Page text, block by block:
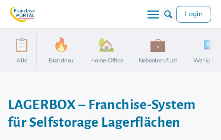
Login
Alle Brandneu Home-Office Nebenberuflich Wenig
LAGERBOX – Franchise-System
für Selfstorage Lagerflächen